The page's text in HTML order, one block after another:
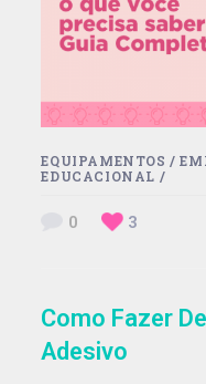
EQUIPAMENTOS /
EDUCACIONAL /
0 3
Como Fazer
Adesivo